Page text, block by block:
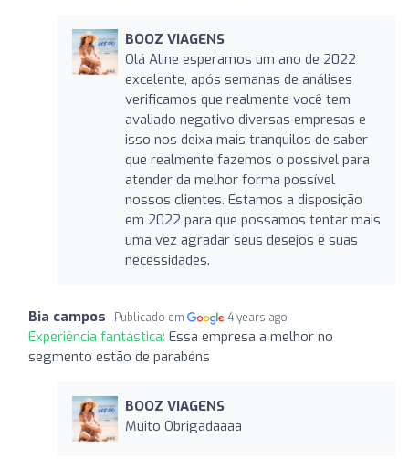
BOOZ VIAGENS
Olá Aline esperamos um ano de 2022
excelente, após semanas de análises
verificamos que realmente você tem
avaliado negativo diversas empresas e
isso nos deixa mais tranquilos de saber
que realmente fazemos o possível para
atender da melhor forma possível
nossos clientes. Estamos a disposição
em 2022 para que possamos tentar mais
uma vez agradar seus desejos e suas
necessidades.
Bia campos Publicado em 4 years ago
Experiência fantástica: Essa empresa a melhor no
segmento estão de parabéns
BOOZ VIAGENS
Muito Obrigadaaaa